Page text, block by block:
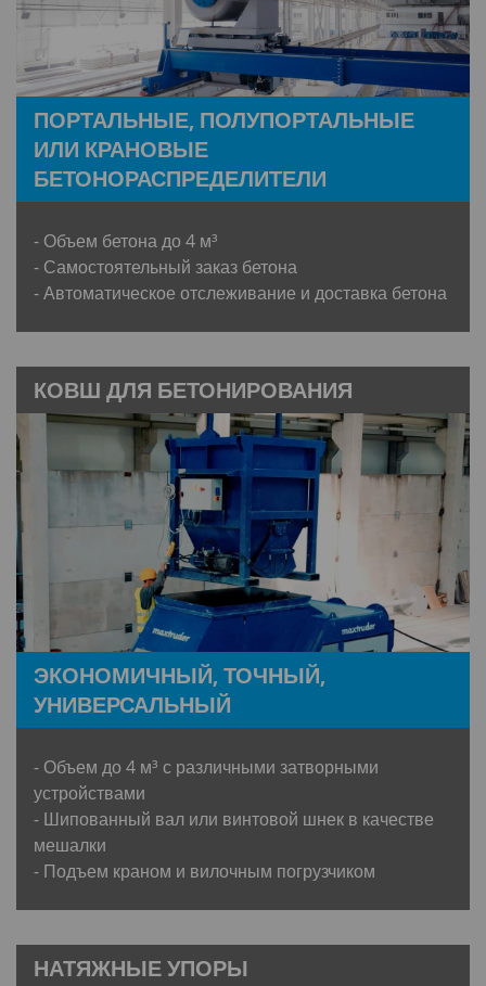
ПОРТАЛЬНЫЕ, ПОЛУПОРТАЛЬНЫЕ
ИЛИ КРАНОВЫЕ
БЕТОНОРАСПРЕДЕЛИТЕЛИ
- Объем бетона до 4 м³
- Самостоятельный заказ бетона
- Автоматическое отслеживание и доставка бетона
КОВШ ДЛЯ БЕТОНИРОВАНИЯ
ЭКОНОМИЧНЫЙ, ТОЧНЫЙ,
УНИВЕРСАЛЬНЫЙ
- Объем до 4 м³ с различными затворными
устройствами
- Шипованный вал или винтовой шнек в качестве
мешалки
- Подъем краном и вилочным погрузчиком
НАТЯЖНЫЕ УПОРЫ